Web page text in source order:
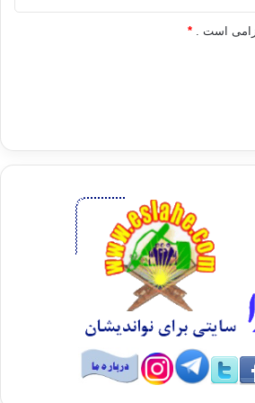
و خشونت و چه بسا یک سرنگونی
دیگر این مساله از این جهت نیز حایز
از مصری ها احیا و بازسازی دولت
برای مشکلات کشور به شمار نمی آید.
برگزاری آن انتخابات کاملا مهندسی شده
برای کارآمدکردن دولتش باید نظم و
بودجه هایی میلیارد دلاری برای مصر به
در آستانه ورشکستگی کامل قرار
محمد مرسی، رییس جمهور پیشین
حوزه خلیج فارس هستند که با کمک
فعلی مصر را سرپا نگه داشته اند اما
کشوری مانند عربستان سعودی حاضر
به خاطر هراس خود از اخوان
این گروه از قدرت در قاهره، دلارهای
کند که انتها و پایانی ندارد؟
است . *